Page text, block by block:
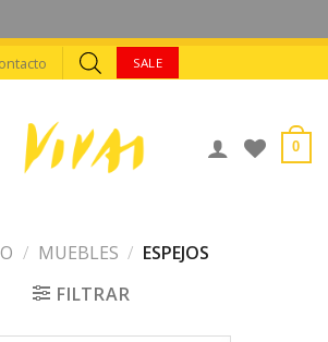
SALE
0
/ MUEBLES / ESPEJOS
FILTRAR